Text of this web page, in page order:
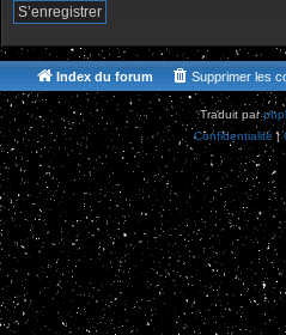
S’enregistrer
Index du forum Supprimer les
Traduit par
Confidentialité |